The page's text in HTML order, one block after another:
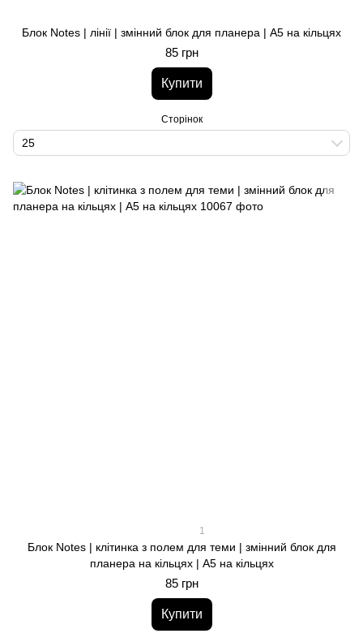
Блок Notes | лінії | змінний блок для планера | A5 на кільцях
85 грн
Купити
Сторінок
25
1
Блок Notes | клітинка з полем для теми | змінний блок для
планера на кільцях | A5 на кільцях
85 грн
Купити